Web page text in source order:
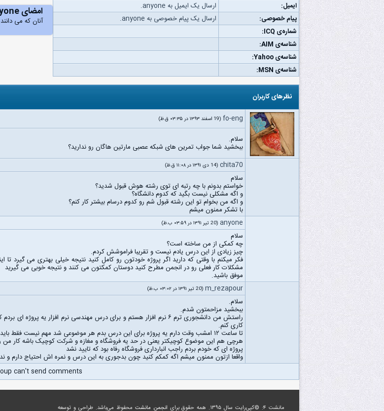
ایمیل:
ارسال یک ایمیل به anyone.
پیام خصوصی:
ارسال یک پیام خصوصی به anyone.
شماره‌ی ICQ:
شناسه‌ی AIM:
شناسه‌ی Yahoo:
شناسه‌ی MSN:
امضای anyone
آنان که می
نظرهای کاربران
fo-eng (19 اسفند ۱۳۹۳ در ۰۳:۳۵ ق.ظ)
سلام.
ببخشید شما جواب تمرین های شبکه عصبی مارتین هاگان رو ندارید؟
chita70 (14 دى ۱۳۹۱ در ۱۱:۰۸ ق.ظ)
سلام
خواستم بدونم با چه رتبه ای توی رشته هوش قبول شدید؟
و اگه مشکلی نیست بگید که کدوم دانشگاه؟
و اگه من بخوام تو این رشته قبول شم رو کدوم درسام بیشتر کار کنم؟
با تشکر ممنون میشم
anyone (20 تیر ۱۳۹۱ در ۰۳:۵۹ ب.ظ)
سلام
چه کمکی از من ساخته است؟
چیز زیادی از این درس یادم نیست و تقریبا فراموشش کردم.
مشکلات کار فعلی رو در انجمن مطرح کنید دوستان کمکتون می کنند و نتیجه خوبی می گیرید
موفق باشید.
m_rezapour (20 تیر ۱۳۹۱ در ۰۳:۰۲ ب.ظ)
سلام.
ببخشید مزاحمتون شدم.
راستش من دانشجوری ترم ۶ نرم افزار هستم و برای درس مهندسی نرم افزار
کاری کنم.
تا ساعت ۱۲ امشب وقت دارم یه پروژه برای این درس بدم هر موضوعی شد مهم نیست فقط باید با rational rose کشیده شده باشه و همه نمودارها رو هم داشته باشه
هرچی هم این موضوع کوچیکتر یعنی در حد یه فروشگاه و مغازه و شرکت کوچیک باشه کار
پروژه ای که خودم بردم راجب انبارداری فروشگاه رفاه بود که تایید نشد
واقعا ازتون ممنون میشم اگه کمکم کنید چون بدجوری به این درس و نمره اش احتیاج دارم و
can't send comments.
مانشت ۴: ©کپی‌رایت سال ۱۳۹۵. همه حقوق برای انجمن مانشت محفوظ می‌باشد. طراحی و توسعه